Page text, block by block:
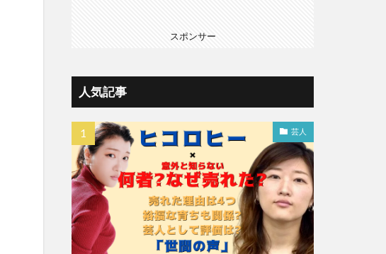
スポンサー
人気記事
芸人